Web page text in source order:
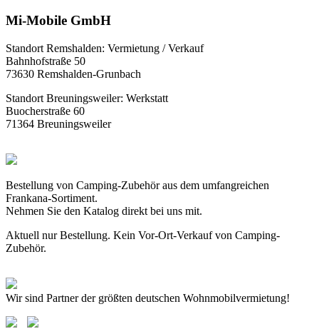
Mi-Mobile GmbH
Standort Remshalden: Vermietung / Verkauf
Bahnhofstraße 50
73630 Remshalden-Grunbach
Standort Breuningsweiler: Werkstatt
Buocherstraße 60
71364 Breuningsweiler
Bestellung von Camping-Zubehör aus dem umfangreichen
Frankana-Sortiment.
Nehmen Sie den Katalog direkt bei uns mit.
Aktuell nur Bestellung. Kein Vor-Ort-Verkauf von Camping-
Zubehör.
Wir sind Partner der größten deutschen Wohnmobilvermietung!